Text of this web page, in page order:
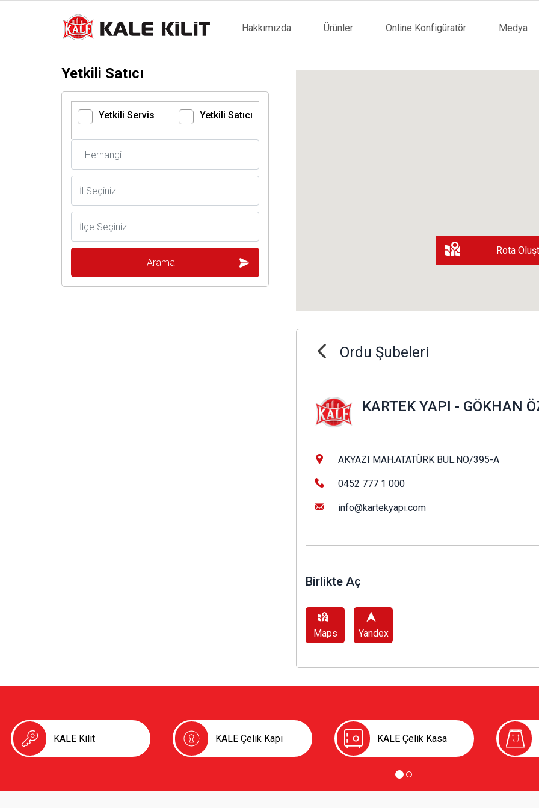
Main
Hakkımızda Ürünler Online Konfigüratör Medya
Yetkili Satıcı
Yetkili Servis Yetkili Satıcı
Rota
Ordu Şubeleri
KARTEK YAPI - GÖKHAN
AKYAZI MAH.ATATÜRK BUL.NO/395-A
0452 777 1 000
info@kartekyapi.com
Birlikte Aç
Maps Yandex
KALE Kilit KALE Çelik Kapı KALE Çelik Kasa